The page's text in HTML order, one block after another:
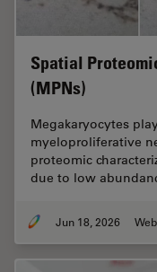
Spatial
(MPNs)
Megakaryocytes
myeloproliferative
proteomic
due to low
Jun 18, 2026